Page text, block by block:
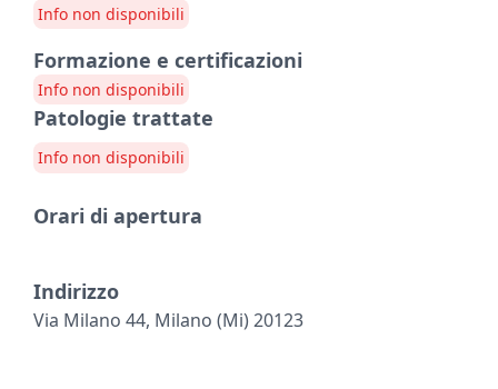
Info non disponibili
Formazione e certificazioni
Info non disponibili
Patologie trattate
Info non disponibili
Orari di apertura
Indirizzo
Via Milano 44, Milano (mi) 20123